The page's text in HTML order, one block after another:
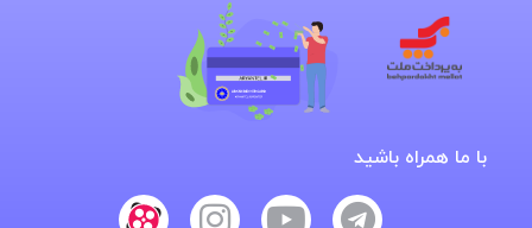
با ما همراه باشید